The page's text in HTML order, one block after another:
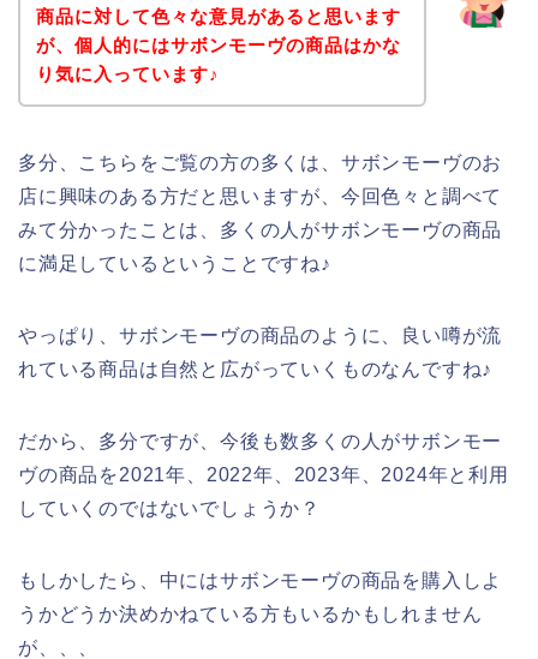
商品に対して色々な意見があると思います
が、個人的にはサボンモーヴの商品はかな
り気に入っています♪
多分、こちらをご覧の方の多くは、サボンモーヴのお
店に興味のある方だと思いますが、今回色々と調べて
みて分かったことは、多くの人がサボンモーヴの商品
に満足しているということですね♪
やっぱり、サボンモーヴの商品のように、良い噂が流
れている商品は自然と広がっていくものなんですね♪
だから、多分ですが、今後も数多くの人がサボンモー
ヴの商品を2021年、2022年、2023年、2024年と利用
していくのではないでしょうか？
もしかしたら、中にはサボンモーヴの商品を購入しよ
うかどうか決めかねている方もいるかもしれません
が、、、